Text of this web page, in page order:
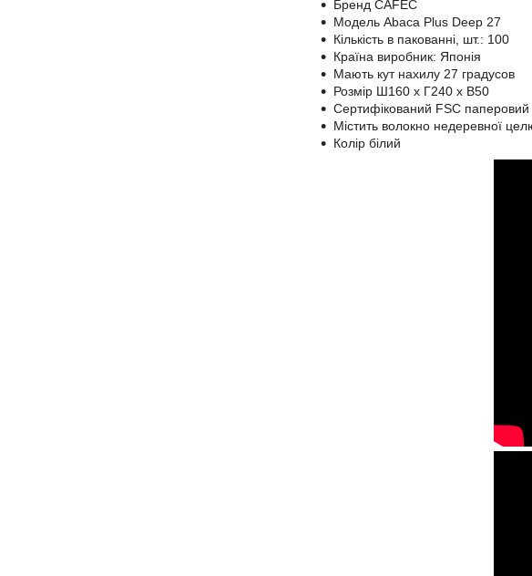
Бренд CAFEC
Модель Abaca Plus Deep 27
Кількість в пакованні, шт.: 100
Країна виробник: Японія
Мають кут нахилу 27 градусов
Розмір Ш160 x Г240 x В50
Сертифікований FSC паперовий
Містить волокно недеревної
Колір білий